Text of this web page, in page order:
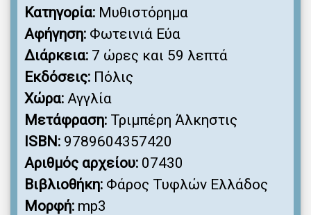
Κατηγορία: Μυθιστόρημα
Αφήγηση: Φωτεινιά Εύα
Διάρκεια: 7 ώρες και 59 λεπτά
Εκδόσεις: Πόλις
Χώρα: Αγγλία
Μετάφραση: Τριμπέρη Άλκηστις
ISBN: 9789604357420
Αριθμός αρχείου: 07430
Βιβλιοθήκη: Φάρος Τυφλών Ελλάδος
Μορφή: mp3